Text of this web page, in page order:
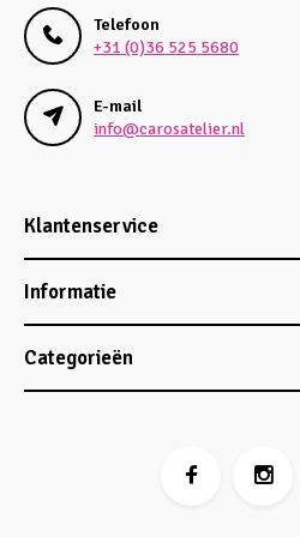
Telefoon
+31 (0)36 525 5680
E-mail
info@carosatelier.nl
Klantenservice
Informatie
Categorieën